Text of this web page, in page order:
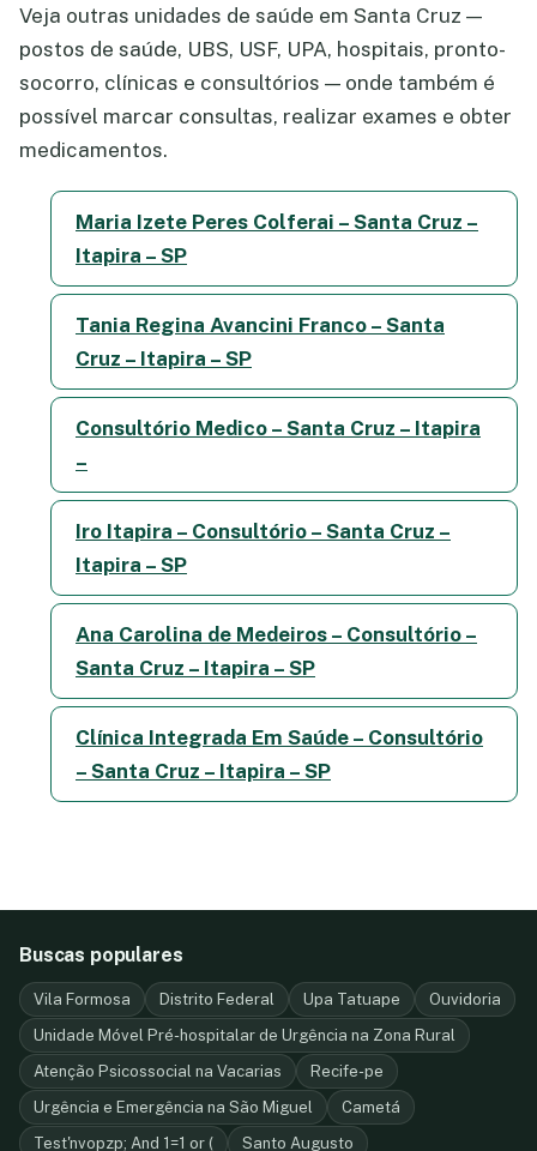
Veja outras unidades de saúde em Santa Cruz —
postos de saúde, UBS, USF, UPA, hospitais, pronto-
socorro, clínicas e consultórios — onde também é
possível marcar consultas, realizar exames e obter
medicamentos.
Maria Izete Peres Colferai – Santa Cruz –
Itapira – SP
Tania Regina Avancini Franco – Santa
Cruz – Itapira – SP
Consultório Medico – Santa Cruz – Itapira
–
Iro Itapira – Consultório – Santa Cruz –
Itapira – SP
Ana Carolina de Medeiros – Consultório –
Santa Cruz – Itapira – SP
Clínica Integrada Em Saúde – Consultório
– Santa Cruz – Itapira – SP
Buscas populares
Vila Formosa Distrito Federal Upa Tatuape
Ouvidoria
Unidade Móvel Pré-hospitalar de Urgência na Zona Rural
Atenção Psicossocial na Vacarias
Recife-pe
Urgência e Emergência na São Miguel
Cametá
Test'nvopzp; And 1=1 or (
Santo Augusto